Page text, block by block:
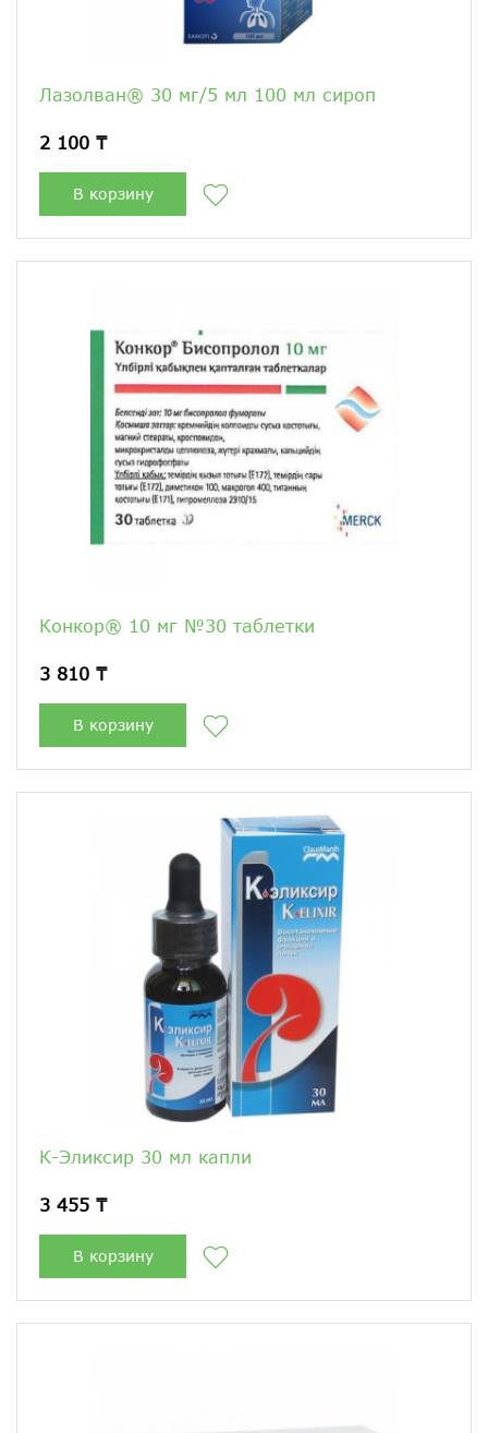
Лазолван® 30 мг/5 мл 100 мл сироп
2 100 ₸
В корзину
Конкор® 10 мг №30 таблетки
3 810 ₸
В корзину
К-Эликсир 30 мл капли
3 455 ₸
В корзину